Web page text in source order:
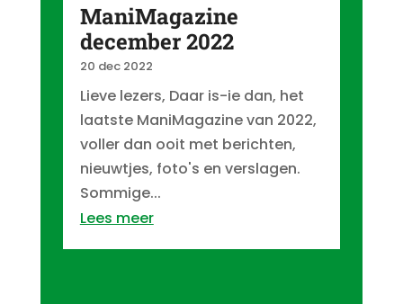
ManiMagazine
december 2022
20 dec 2022
Lieve lezers, Daar is-ie dan, het
laatste ManiMagazine van 2022,
voller dan ooit met berichten,
nieuwtjes, foto's en verslagen.
Sommige...
Lees meer